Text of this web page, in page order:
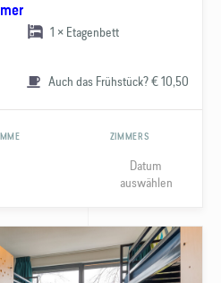
1 × Etagenbett
Auch das Frühstück? € 10,50
ZIMMERS
Datum
auswählen